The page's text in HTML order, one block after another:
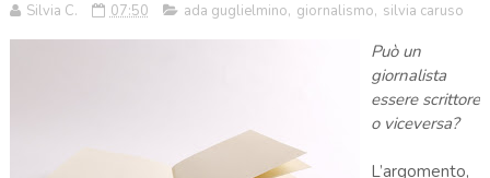
Silvia C. 07:50 ada guglielmino, giornalismo, silvia caruso
Può un
giornalista
essere scrittore
o viceversa?
L’argomento,